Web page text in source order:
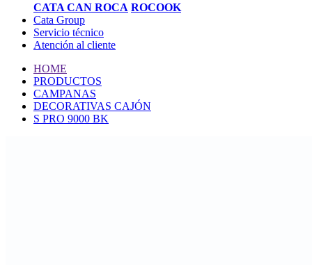
CATA CAN ROCA ROCOOK
Cata Group
Servicio técnico
Atención al cliente
HOME
PRODUCTOS
CAMPANAS
DECORATIVAS CAJÓN
S PRO 9000 BK